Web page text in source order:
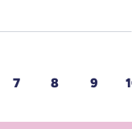
7 8 9